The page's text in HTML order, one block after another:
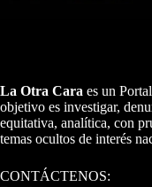
La Otra Cara es un
objetivo es investigar,
equitativa, analítica, con
temas ocultos de interés
CONTÁCTENOS: